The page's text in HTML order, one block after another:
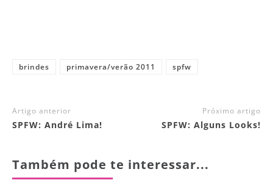
brindes primavera/verão 2011 spfw
Artigo anterior
SPFW: André Lima!
Próximo artigo
SPFW: Alguns Looks!
Também pode te interessar...